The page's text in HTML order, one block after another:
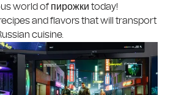
world of пирожки today!
and flavors that will transport
cuisine.